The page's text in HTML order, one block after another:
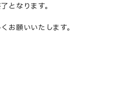
となります。
お願いいたします。